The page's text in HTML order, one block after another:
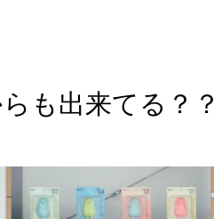
も出来てる？？